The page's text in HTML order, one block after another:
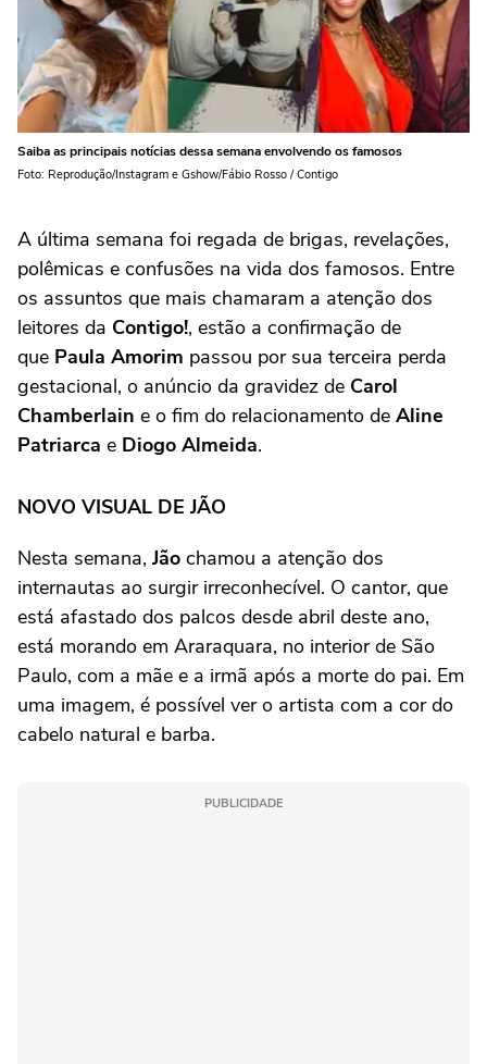
Saiba as principais notícias dessa semana envolvendo os famosos
Foto: Reprodução/Instagram e Gshow/Fábio Rosso / Contigo
A última semana foi regada de brigas, revelações,
polêmicas e confusões na vida dos famosos. Entre
os assuntos que mais chamaram a atenção dos
leitores da Contigo!, estão a confirmação de
que Paula Amorim passou por sua terceira perda
gestacional, o anúncio da gravidez de Carol
Chamberlain e o fim do relacionamento de Aline
Patriarca e Diogo Almeida.
NOVO VISUAL DE JÃO
Nesta semana, Jão chamou a atenção dos
internautas ao surgir irreconhecível. O cantor, que
está afastado dos palcos desde abril deste ano,
está morando em Araraquara, no interior de São
Paulo, com a mãe e a irmã após a morte do pai. Em
uma imagem, é possível ver o artista com a cor do
cabelo natural e barba.
PUBLICIDADE